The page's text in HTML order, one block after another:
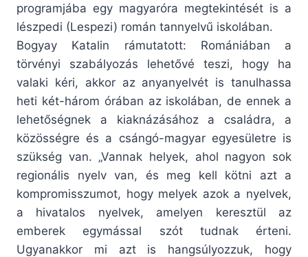
programjába egy magyaróra megtekintését is a
lészpedi (Lespezi) román tannyelvű iskolában.
Bogyay Katalin rámutatott: Romániában a
törvényi szabályozás lehetővé teszi, hogy ha
valaki kéri, akkor az anyanyelvét is tanulhassa
heti két-három órában az iskolában, de ennek a
lehetőségnek a kiaknázásához a családra, a
közösségre és a csángó-magyar egyesületre is
szükség van. „Vannak helyek, ahol nagyon sok
regionális nyelv van, és meg kell kötni azt a
kompromisszumot, hogy melyek azok a nyelvek,
a hivatalos nyelvek, amelyen keresztül az
emberek egymással szót tudnak érteni.
Ugyanakkor mi azt is hangsúlyozzuk, hogy